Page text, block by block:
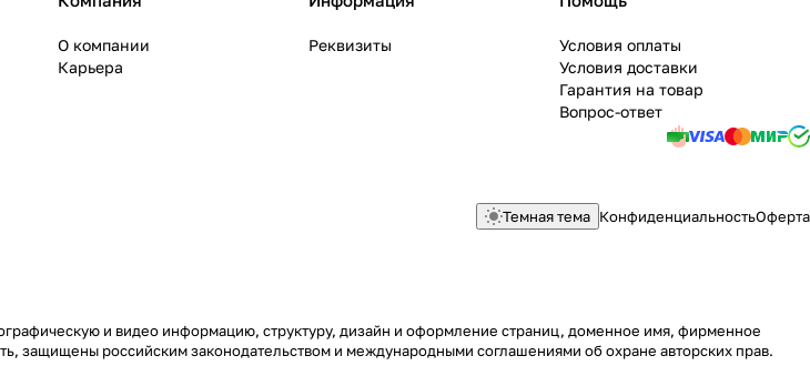
О компании
Карьера
Реквизиты
Условия оплаты
Условия доставки
Гарантия на товар
Вопрос-ответ
Темная тема КонфиденциальностьОферта
и видео информацию, структуру, дизайн и оформление страниц, доменное имя, фирменное
защищены российским законодательством и международными соглашениями об охране авторских прав.